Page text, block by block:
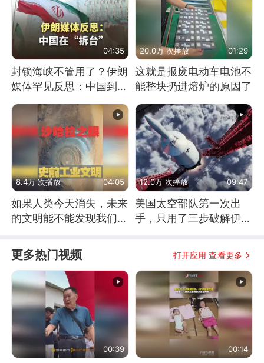
04:35
封锁海峡不管用了？伊朗
媒体罕见反思：中国到底
20.0万 次播放 01:29
这就是报废电动车电池不
能整块扔进熔炉的原因了
8.4万 次播放 04:05
如果人类今天消失，未来
的文明能不能发现我们存
12.0万 次播放 09:47
美国太空部队第一次出
手，只用了三步破解伊朗
更多热门视频 打开应用 查看更多
00:39 00:14